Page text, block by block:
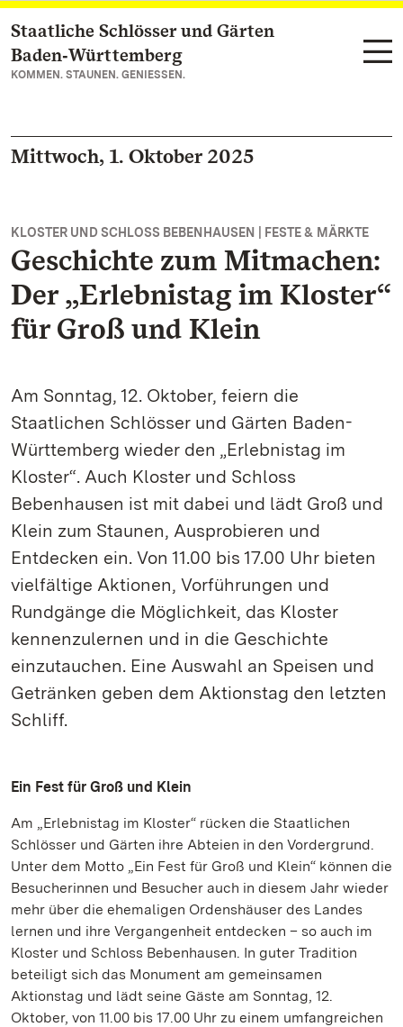
Zum Hauptinhalt springen
Staatliche Schlösser und Gärten
Baden‑Württemberg
KOMMEN. STAUNEN. GENIESSEN.
Mittwoch, 1. Oktober 2025
KLOSTER UND SCHLOSS BEBENHAUSEN | FESTE & MÄRKTE
Geschichte zum Mitmachen:
Der „Erlebnistag im Kloster“
für Groß und Klein
Am Sonntag, 12. Oktober, feiern die
Staatlichen Schlösser und Gärten Baden-
Württemberg wieder den „Erlebnistag im
Kloster“. Auch Kloster und Schloss
Bebenhausen ist mit dabei und lädt Groß und
Klein zum Staunen, Ausprobieren und
Entdecken ein. Von 11.00 bis 17.00 Uhr bieten
vielfältige Aktionen, Vorführungen und
Rundgänge die Möglichkeit, das Kloster
kennenzulernen und in die Geschichte
einzutauchen. Eine Auswahl an Speisen und
Getränken geben dem Aktionstag den letzten
Schliff.
Ein Fest für Groß und Klein
Am „Erlebnistag im Kloster“ rücken die Staatlichen
Schlösser und Gärten ihre Abteien in den Vordergrund.
Unter dem Motto „Ein Fest für Groß und Klein“ können die
Besucherinnen und Besucher auch in diesem Jahr wieder
mehr über die ehemaligen Ordenshäuser des Landes
lernen und ihre Vergangenheit entdecken – so auch im
Kloster und Schloss Bebenhausen. In guter Tradition
beteiligt sich das Monument am gemeinsamen
Aktionstag und lädt seine Gäste am Sonntag, 12.
Oktober, von 11.00 bis 17.00 Uhr zu einem umfangreichen